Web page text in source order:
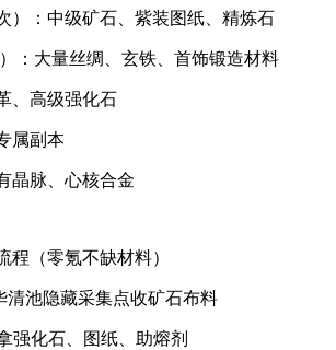
）：中级矿石、紫装图纸、精炼石
：大量丝绸、玄铁、首饰锻造材料
、高级强化石
属副本
晶脉、心核合金
程（零氪不缺材料）
清池隐藏采集点收矿石布料
强化石、图纸、助熔剂